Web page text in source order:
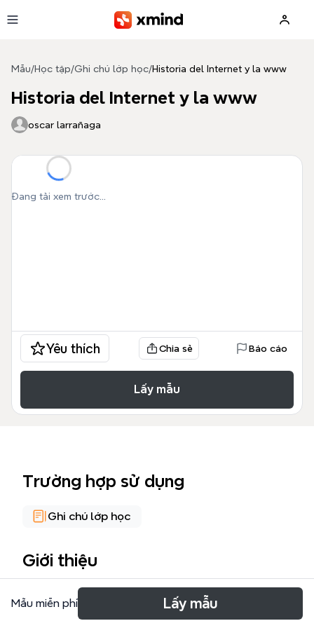
Mẫu/Học tập/Ghi chú lớp học/Historia del Internet y la www
Historia del Internet y la www
oscar larrañaga
Đang tải xem trước...
Yêu thích Chia sẻ Báo cáo
Lấy mẫu
Trường hợp sử dụng
Ghi chú lớp học
Giới thiệu
La plantilla 'Historia del Internet y la www' es un
mapa mental cronológico que recorre los hitos más
Mẫu miễn phí Lấy mẫu